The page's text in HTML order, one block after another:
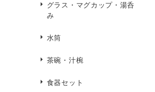
グラス・マグカップ・湯呑
み
水筒
茶碗・汁椀
食器セット